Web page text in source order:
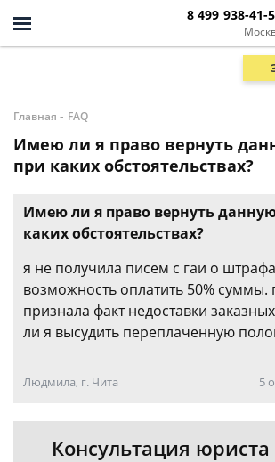
8 499 938-41-
Главная - FAQ
Имею ли я право вернуть
при каких обстоятельствах?
Имею ли я право вернуть
каких обстоятельствах?
я не получила писем с гаи о
возможность оплатить 50% суммы.
признала факт недоставки
ли я высудить переплаченную
Людмила, г. Чита 5
Консультация